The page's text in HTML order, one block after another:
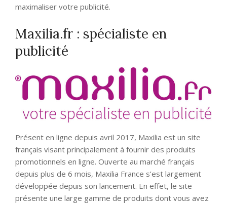
maximaliser votre publicité.
Maxilia.fr : spécialiste en
publicité
Présent en ligne depuis avril 2017, Maxilia est un site
français visant principalement à fournir des produits
promotionnels en ligne. Ouverte au marché français
depuis plus de 6 mois, Maxilia France s’est largement
développée depuis son lancement. En effet, le site
présente une large gamme de produits dont vous avez